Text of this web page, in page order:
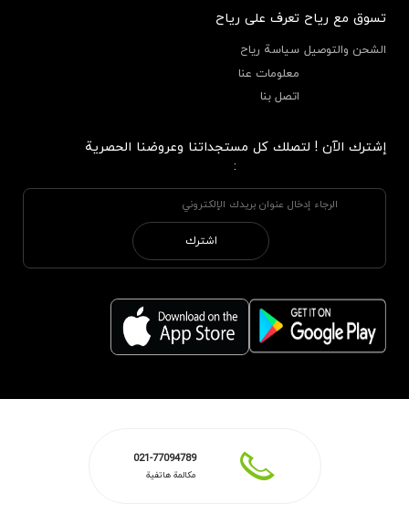
تسوق مع رياح
الشحن والتوصيل
تعرف على رياح
سياسة رياح
معلومات عنا
اتصل بنا
إشترك الآن ! لتصلك كل مستجداتنا وعروضنا الحصرية
:
اشترك
021-77094789
مكالمة هاتفية